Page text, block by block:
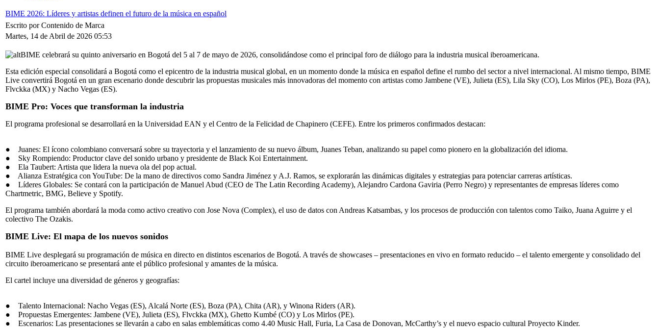
BIME 2026: Líderes y artistas definen el futuro de la música en español
Escrito por Contenido de Marca
Martes, 14 de Abril de 2026 05:53
BIME celebrará su quinto aniversario en Bogotá del 5 al 7 de mayo de 2026, consolidándose como el principal foro de diálogo para la industria musical iberoamericana.
Esta edición especial consolidará a Bogotá como el epicentro de la industria musical global, en un momento donde la música en español define el rumbo del sector a nivel internacional. Al mismo tiempo, BIME
Live convertirá Bogotá en un gran escenario donde descubrir las propuestas musicales más innovadoras del momento con artistas como Jambene (VE), Julieta (ES), Lila Sky (CO), Los Mirlos (PE), Boza (PA),
Flvckka (MX) y Nacho Vegas (ES).
BIME Pro: Voces que transforman la industria
El programa profesional se desarrollará en la Universidad EAN y el Centro de la Felicidad de Chapinero (CEFE). Entre los primeros confirmados destacan:
● Juanes: El ícono colombiano conversará sobre su trayectoria y el lanzamiento de su nuevo álbum, Juanes Teban, analizando su papel como pionero en la globalización del idioma.
● Sky Rompiendo: Productor clave del sonido urbano y presidente de Black Koi Entertainment.
● Ela Taubert: Artista que lidera la nueva ola del pop actual.
● Alianza Estratégica con YouTube: De la mano de directivos como Sandra Jiménez y A.J. Ramos, se explorarán las dinámicas digitales y estrategias para potenciar carreras artísticas.
● Líderes Globales: Se contará con la participación de Manuel Abud (CEO de The Latin Recording Academy), Alejandro Cardona Gaviria (Perro Negro) y representantes de empresas líderes como
Chartmetric, BMG, Believe y Spotify.
El programa también abordará la moda como activo creativo con Jose Nova (Complex), el uso de datos con Andreas Katsambas, y los procesos de producción con talentos como Taiko, Juana Aguirre y el
colectivo The Ozakis.
BIME Live: El mapa de los nuevos sonidos
BIME Live desplegará su programación de música en directo en distintos escenarios de Bogotá. A través de showcases – presentaciones en vivo en formato reducido – el talento emergente y consolidado del
circuito iberoamericano se presentará ante el público profesional y amantes de la música.
El cartel incluye una diversidad de géneros y geografías:
● Talento Internacional: Nacho Vegas (ES), Alcalá Norte (ES), Boza (PA), Chita (AR), y Winona Riders (AR).
● Propuestas Emergentes: Jambene (VE), Julieta (ES), Flvckka (MX), Ghetto Kumbé (CO) y Los Mirlos (PE).
● Escenarios: Las presentaciones se llevarán a cabo en salas emblemáticas como 4.40 Music Hall, Furia, La Casa de Donovan, McCarthy’s y el nuevo espacio cultural Proyecto Kinder.